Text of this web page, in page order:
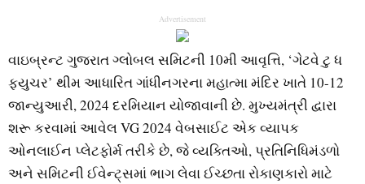
Advertisement
વાઇબ્રન્ટ ગુજરાત ગ્લોબલ સમિટની 10મી આવૃત્તિ, ‘ગેટવે ટુ ધ
ફ્યુચર’ થીમ આધારિત ગાંધીનગરના મહાત્મા મંદિર ખાતે 10-12
જાન્યુઆરી, 2024 દરમિયાન યોજાવાની છે. મુખ્યમંત્રી દ્વારા
શરૂ કરવામાં આવેલ VG 2024 વેબસાઈટ એક વ્યાપક
ઓનલાઈન પ્લેટફોર્મ તરીકે છે, જે વ્યક્તિઓ, પ્રતિનિધિમંડળો
અને સમિટની ઈવેન્ટ્સમાં ભાગ લેવા ઈચ્છતા રોકાણકારો માટે